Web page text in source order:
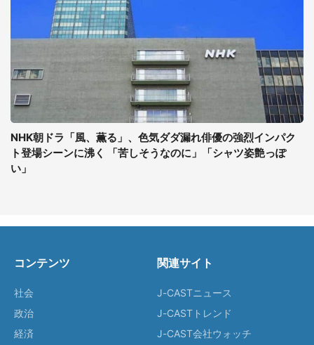
NHK朝ドラ「風、薫る」、色気ダダ漏れ俳優の強烈インパク
ト登場シーンに沸く 「苦しそうなのに」「シャツ姿艶っぽ
い」
コンテンツ
社会
政治
経済
関連サイト
J-CASTニュース
J-CASTトレンド
J-CAST会社ウォッチ